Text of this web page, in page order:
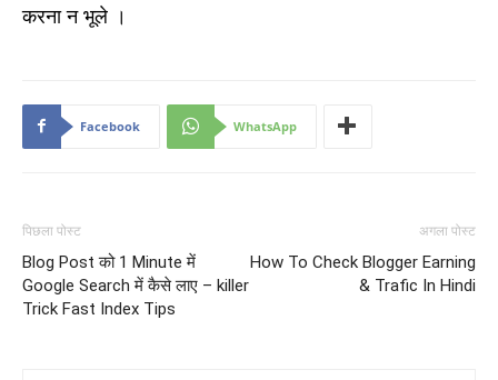
करना न भूले ।
Facebook WhatsApp
पिछला पोस्ट
Blog Post को 1 Minute में
Google Search में कैसे लाए – killer
Trick Fast Index Tips
अगला पोस्ट
How To Check Blogger Earning
& Trafic In Hindi